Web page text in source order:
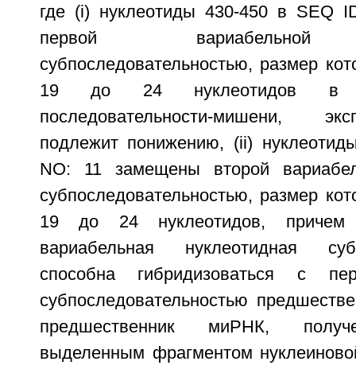
где (i) нуклеотиды 430-450 в SEQ
первой вариабельной
субпоследовательностью, размер
19 до 24 нуклеотидов в
последовательности-мишени,
подлежит понижению, (ii)
NO: 11 замещены второй
субпоследовательностью, размер
19 до 24 нуклеотидов, причем
вариабельная нуклеотидная
способна гибридизоваться с
субпоследовательностью
предшественник миРНК,
выделенным фрагментом